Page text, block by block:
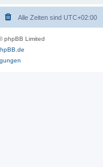
Alle Zeiten sind UTC+02:00
phpBB Limited